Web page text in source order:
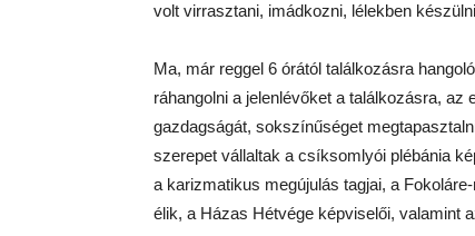
volt virrasztani, imádkozni, lélekben
Ma, már reggel 6 órától találkozásra
ráhangolni a jelenlévőket a találkozásra,
gazdagságát, sokszínűséget
szerepet vállaltak a csíksomlyói plébánia
a karizmatikus megújulás tagjai, a
élik, a Házas Hétvége képviselői, valamint